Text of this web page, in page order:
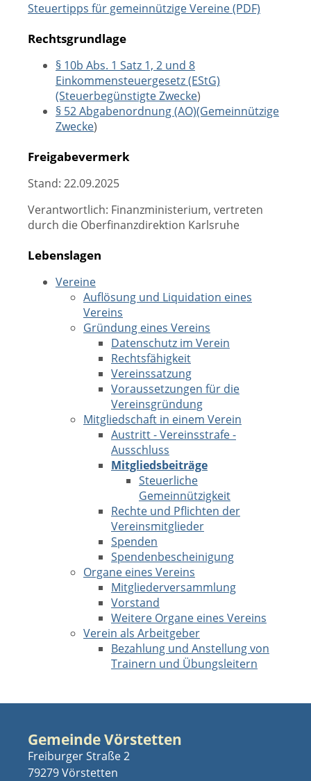
Steuertipps für gemeinnützige Vereine (PDF)
Rechtsgrundlage
§ 10b Abs. 1 Satz 1, 2 und 8
Einkommensteuergesetz (EStG)
(Steuerbegünstigte Zwecke)
§ 52 Abgabenordnung (AO)(Gemeinnützige
Zwecke)
Freigabevermerk
Stand: 22.09.2025
Verantwortlich: Finanzministerium, vertreten
durch die Oberfinanzdirektion Karlsruhe
Lebenslagen
Vereine
Auflösung und Liquidation eines
Vereins
Gründung eines Vereins
Datenschutz im Verein
Rechtsfähigkeit
Vereinssatzung
Voraussetzungen für die
Vereinsgründung
Mitgliedschaft in einem Verein
Austritt - Vereinsstrafe -
Ausschluss
Mitgliedsbeiträge
Steuerliche
Gemeinnützigkeit
Rechte und Pflichten der
Vereinsmitglieder
Spenden
Spendenbescheinigung
Organe eines Vereins
Mitgliederversammlung
Vorstand
Weitere Organe eines Vereins
Verein als Arbeitgeber
Bezahlung und Anstellung von
Trainern und Übungsleitern
Gemeinde Vörstetten
Freiburger Straße 2
79279 Vörstetten